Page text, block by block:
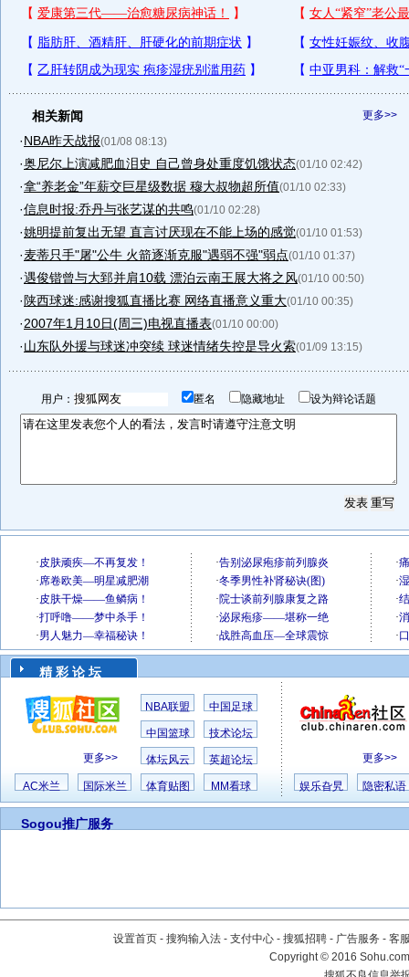
更多>>
相关新闻
·NBA昨天战报(01/08 08:13)
·奥尼尔上演减肥血泪史 自己曾身处重度饥饿状态(01/10 02:42)
·拿“养老金”年薪交巨星级数据 穆大叔物超所值(01/10 02:33)
·信息时报:乔丹与张艺谋的共鸣(01/10 02:28)
·姚明提前复出无望 直言讨厌现在不能上场的感觉(01/10 01:53)
·麦蒂只手"屠"公牛 火箭逐渐克服"遇弱不强"弱点(01/10 01:37)
·遇俊锴曾与大郅并肩10载 漂泊云南王展大将之风(01/10 00:50)
· 陕西球迷:感谢搜狐直播比赛 网络直播意义重大(01/10 00:35)
·2007年1月10日(周三)电视直播表(01/10 00:00)
·山东队外援与球迷冲突续 球迷情绪失控是导火索(01/09 13:15)
用户： 匿名 隐藏地址 设为辩论话题
精 彩 论 坛
更多>>
NBA联盟 中国足球
中国篮球 技术论坛
体坛风云 英超论坛
AC米兰 国际米兰 体育贴图 MM看球
更多>>
娱乐旮旯 隐密私语
Sogou推广服务
设置首页 - 搜狗输入法 - 支付中心 - 搜狐招聘 - 广告服务 - 客
Copyright©2016